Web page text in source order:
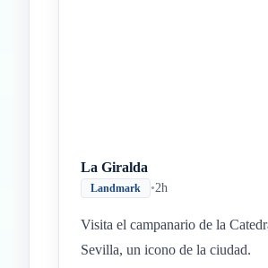
La Giralda
Landmark •2h
Visita el campanario de la
Sevilla, un icono de la ciudad.